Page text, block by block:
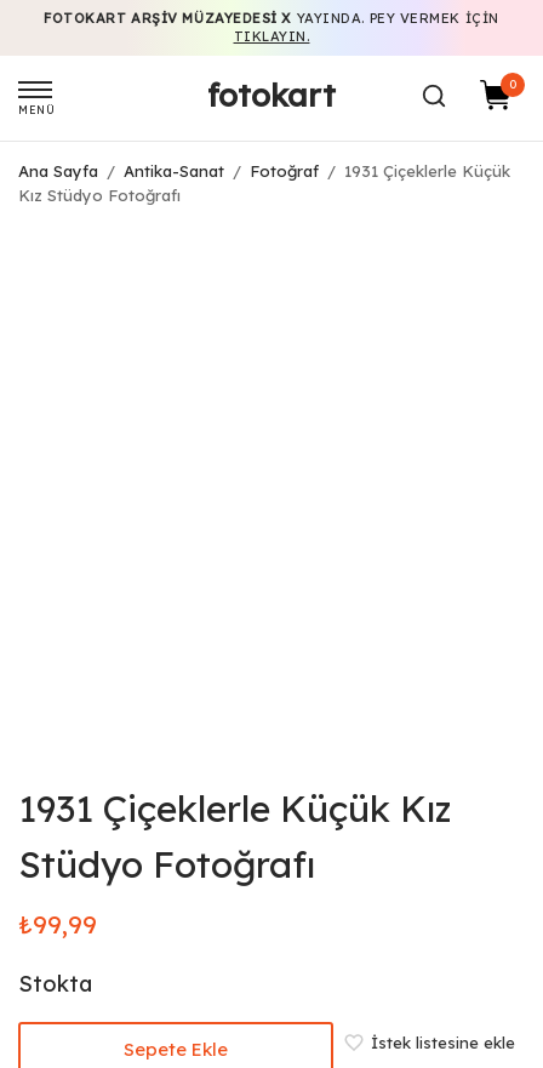
FOTOKART ARŞIV MÜZAYEDESI X YAYINDA. PEY VERMEK IÇIN
TIKLAYIN.
MENÜ fotokart 0
Ana Sayfa / Antika-Sanat / Fotoğraf / 1931 Çiçeklerle Küçük
Kız Stüdyo Fotoğrafı
1931 Çiçeklerle Küçük Kız
Stüdyo Fotoğrafı
₺99,99
Stokta
Sepete Ekle İstek listesine ekle